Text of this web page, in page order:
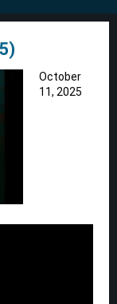
October
11, 2025